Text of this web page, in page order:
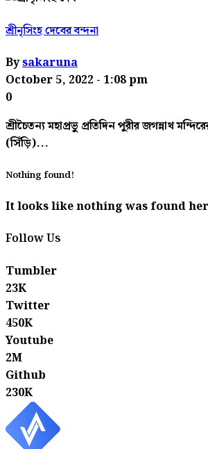
শ্রীনৃসিংহ দেবের বন্দনা
Bysakaruna
October 5, 2022 - 1:08 pm
0
শ্রীচৈতন্য মহাপ্রভু প্রতিদিন পুরীর জগন্নাথ
(সিঁড়ি)...
Nothing found!
It looks like nothing was found
Follow Us
Tumbler
23K
Twitter
450K
Youtube
2M
Github
230K